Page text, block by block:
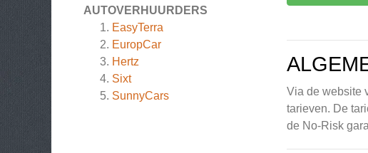
AUTOVERHUURDERS
EasyTerra
EuropCar
Hertz
Sixt
SunnyCars
Via de website
tarieven. De
de No-Risk